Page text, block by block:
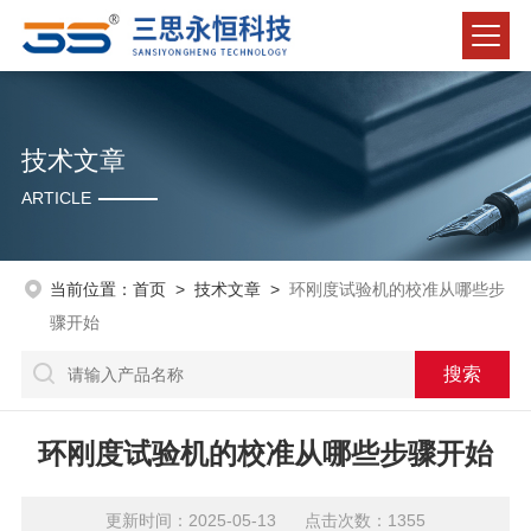
技术文章
ARTICLE
当前位置： 首页> 技术文章> 环刚度试验机的校准从哪些步
骤开始
环刚度试验机的校准从哪些步骤开始
更新时间：2025-05-13 点击次数：1355